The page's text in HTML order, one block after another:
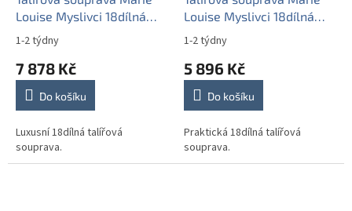
Louise Myslivci 18dílná
GGL LUX
1-2 týdny
7 878 Kč
Do košíku
Luxusní 18dílná talířová
souprava.
Louise Myslivci 18dílná
GZL
1-2 týdny
5 896 Kč
Do košíku
Praktická 18dílná talířová
souprava.